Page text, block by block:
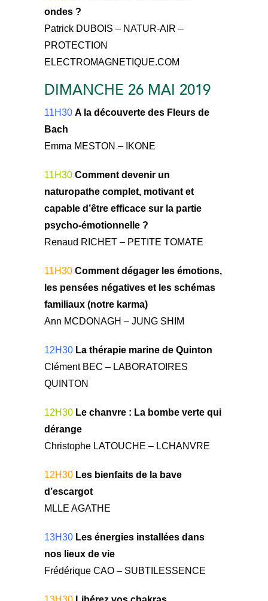
ondes ?
Patrick DUBOIS – NATUR-AIR –
PROTECTION
ELECTROMAGNETIQUE.COM
DIMANCHE 26 MAI 2019
11H30 A la découverte des Fleurs de
Bach
Emma MESTON – IKONE
11H30 Comment devenir un
naturopathe complet, motivant et
capable d’être efficace sur la partie
psycho-émotionnelle ?
Renaud RICHET – PETITE TOMATE
11H30 Comment dégager les émotions,
les pensées négatives et les schémas
familiaux (notre karma)
Ann MCDONAGH – JUNG SHIM
12H30 La thérapie marine de Quinton
Clément BEC – LABORATOIRES
QUINTON
12H30 Le chanvre : La bombe verte qui
dérange
Christophe LATOUCHE – LCHANVRE
12H30 Les bienfaits de la bave
d’escargot
MLLE AGATHE
13H30 Les énergies installées dans
nos lieux de vie
Frédérique CAO – SUBTILESSENCE